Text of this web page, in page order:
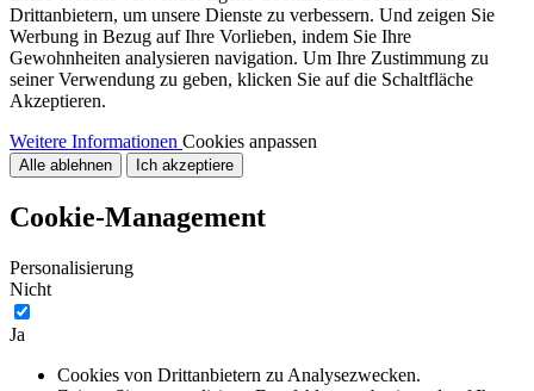
Drittanbietern, um unsere Dienste zu verbessern. Und zeigen Sie
Werbung in Bezug auf Ihre Vorlieben, indem Sie Ihre
Gewohnheiten analysieren navigation. Um Ihre Zustimmung zu
seiner Verwendung zu geben, klicken Sie auf die Schaltfläche
Akzeptieren.
Weitere Informationen Cookies anpassen
Alle ablehnen Ich akzeptiere
Cookie-Management
Personalisierung
Nicht
Ja
Cookies von Drittanbietern zu Analysezwecken.